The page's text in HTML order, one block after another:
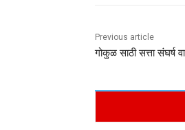
Previous article
गोकुळ साठी सत्ता संघर्ष